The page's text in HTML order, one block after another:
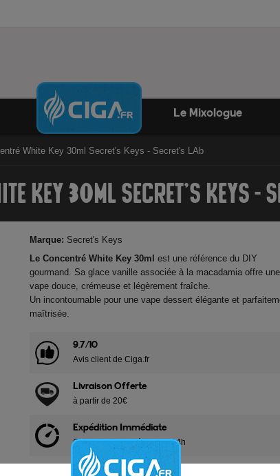
Le Mixologue
White Key 30ml Secret's Keys - Secret's LAb
KEY 30ML SECRET'S KEYS -
Marque: Secret's Keys
Le Concentré White Key 30ml est une référence du DIY
gourmand. Sa glace vanille associée à la macadamia offre une
vape douce, crémeuse et légèrement fraîche.
Un incontournable pour une vape dessert élégante et
maîtrisée.
9.7/10
Avis client de Ciga.fr
Livraison Offerte
à partir de 20€
Expédition Immédiate
Commande passée avant 14h